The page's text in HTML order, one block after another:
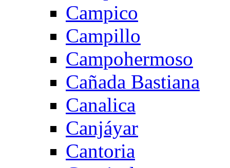
Campico
Campillo
Campohermoso
Cañada Bastiana
Canalica
Canjáyar
Cantoria